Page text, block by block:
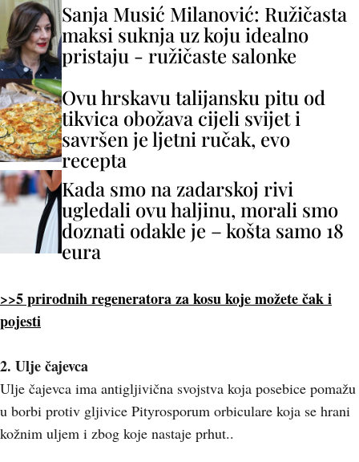
Sanja Musić Milanović: Ružičasta
maksi suknja uz koju idealno
pristaju - ružičaste salonke
Ovu hrskavu talijansku pitu od
tikvica obožava cijeli svijet i
savršen je ljetni ručak, evo
recepta
Kada smo na zadarskoj rivi
ugledali ovu haljinu, morali smo
doznati odakle je – košta samo 18
eura
>>5 prirodnih regeneratora za kosu koje možete čak i
pojesti
2. Ulje čajevca
Ulje čajevca ima antigljivična svojstva koja posebice pomažu
u borbi protiv gljivice Pityrosporum orbiculare koja se hrani
kožnim uljem i zbog koje nastaje prhut..